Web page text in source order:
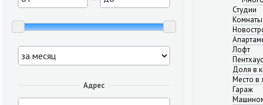
Адрес
Студии
Комнаты
Лофт
Пентхаус
Доля в
Место в
Гараж